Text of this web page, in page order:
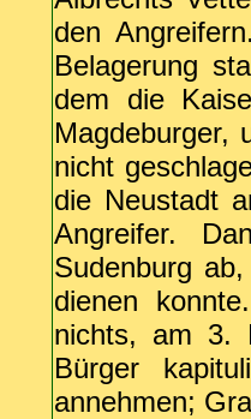
den
Belagerung
dem die
Magdeburger,
nicht
die Neustadt
Angreifer.
Sudenburg
dienen
nichts, am 3.
Bürger
annehmen;